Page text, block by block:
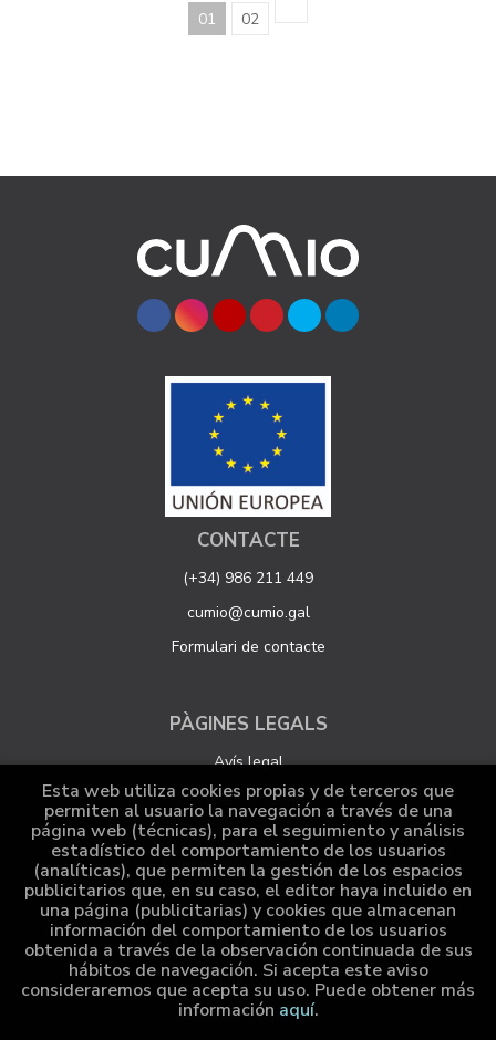
01 02
CONTACTE
(+34) 986 211 449
cumio@cumio.gal
Formulari de contacte
PÀGINES LEGALS
Avís legal
Protecció de dades
Política de Cookies
Configuració de Cookies
ATENCIÓ AL CLIENT
Qui som
Comandes especials
Esta web utiliza cookies propias y de terceros que
permiten al usuario la navegación a través de una
página web (técnicas), para el seguimiento y análisis
estadístico del comportamiento de los usuarios
(analíticas), que permiten la gestión de los espacios
publicitarios que, en su caso, el editor haya incluido en
una página (publicitarias) y cookies que almacenan
información del comportamiento de los usuarios
obtenida a través de la observación continuada de sus
hábitos de navegación. Si acepta este aviso
consideraremos que acepta su uso. Puede obtener más
información aquí.